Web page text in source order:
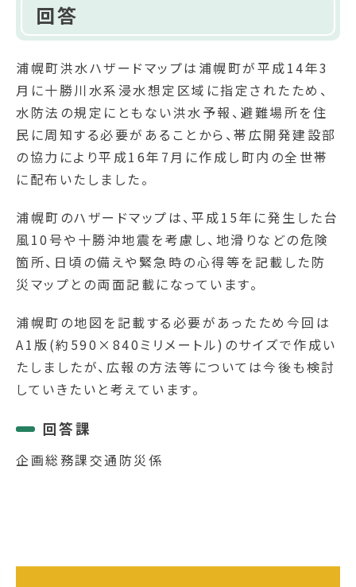
回答
浦幌町洪水ハザードマップは浦幌町が平成14年3
月に十勝川水系浸水想定区域に指定されたため、
水防法の規定にともない洪水予報、避難場所を住
民に周知する必要があることから、帯広開発建設部
の協力により平成16年7月に作成し町内の全世帯
に配布いたしました。
浦幌町のハザードマップは、平成15年に発生した台
風10号や十勝沖地震を考慮し、地滑りなどの危険
箇所、日頃の備えや緊急時の心得等を記載した防
災マップとの両面記載になっています。
浦幌町の地図を記載する必要があったため今回は
A1版(約590×840ミリメートル)のサイズで作成い
たしましたが、広報の方法等については今後も検討
していきたいと考えています。
回答課
企画総務課交通防災係